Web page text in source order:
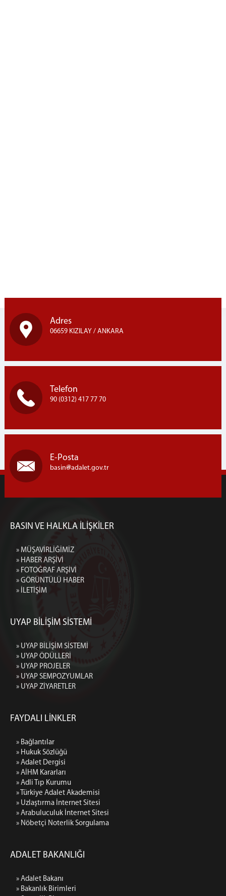
Adres
06659 KIZILAY / ANKARA
Telefon
90 (0312) 417 77 70
E-Posta
basin adalet.gov.tr
BASIN VE HALKLA İLİŞKİLER
» MÜŞAVİRLİĞİMİZ
» HABER ARŞİVİ
» FOTOĞRAF ARŞİVİ
» GÖRÜNTÜLÜ HABER
» İLETİŞİM
UYAP BİLİŞİM SİSTEMİ
» UYAP BİLİŞİM SİSTEMİ
» UYAP ÖDÜLLERİ
» UYAP PROJELER
» UYAP SEMPOZYUMLAR
» UYAP ZİYARETLER
FAYDALI LİNKLER
» Bağlantılar
» Hukuk Sözlüğü
» Adalet Dergisi
» AİHM Kararları
» Adli Tıp Kurumu
» Türkiye Adalet Akademisi
» Uzlaştırma İnternet Sitesi
» Arabuluculuk İnternet Sitesi
» Nöbetçi Noterlik Sorgulama
ADALET BAKANLIĞI
» Adalet Bakanı
» Bakanlık Birimleri